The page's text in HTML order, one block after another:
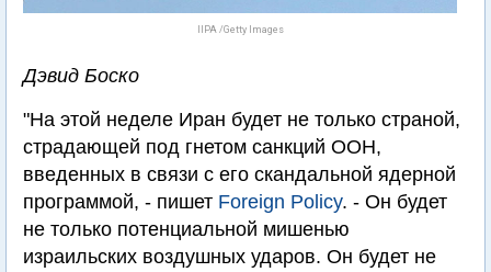
IIPA /Getty Images
Дэвид Боско
"На этой неделе Иран будет не только страной,
страдающей под гнетом санкций ООН,
введенных в связи с его скандальной ядерной
программой, - пишет Foreign Policy. - Он будет
не только потенциальной мишенью
израильских воздушных ударов. Он будет не